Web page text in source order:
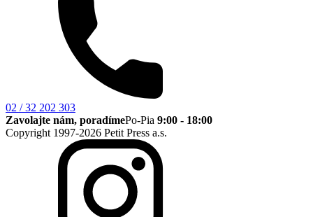
02 / 32 202 303
Zavolajte nám, poradímePo-Pia 9:00 - 18:00
Copyright 1997-2026 Petit Press a.s.